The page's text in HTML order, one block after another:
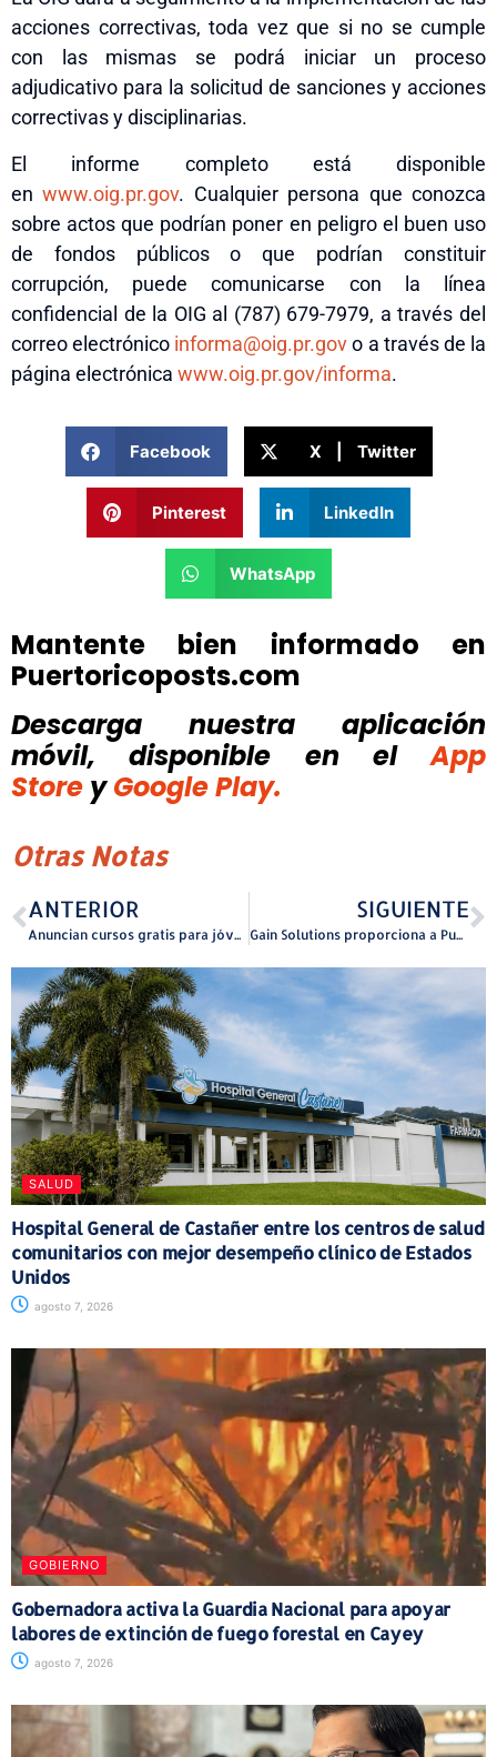
acciones correctivas, toda vez que si no se cumple
con las mismas se podrá iniciar un proceso
adjudicativo para la solicitud de sanciones y acciones
correctivas y disciplinarias.
El informe completo está disponible
enwww.oig.pr.gov. Cualquier persona que conozca
sobre actos que podrían poner en peligro el buen uso
de fondos públicos o que podrían constituir
corrupción, puede comunicarse con la línea
confidencial de la OIG al (787) 679-7979, a través del
correo electrónico informa@oig.pr.govo a través de la
página electrónica www.oig.pr.gov/informa.
Facebook X | Twitter
Pinterest LinkedIn
WhatsApp
Mantente bien informado en
Puertoricoposts.com
Descarga nuestra aplicación
móvil, disponible
en el
App
Store y Google Play.
Otras Notas
ANTERIOR
Anuncian cursos gratis para jóvenes de 16 a 24 años de edad
SIGUIENTE
Gain Solutions proporciona a Puerto Rico su primer Encuentro Empresarial en España
SALUD
Hospital General de Castañer entre los centros de salud
comunitarios con mejor desempeño clínico de Estados
Unidos
agosto 7, 2026
GOBIERNO
Gobernadora activa la Guardia Nacional para apoyar
labores de extinción de fuego forestal en Cayey
agosto 7, 2026